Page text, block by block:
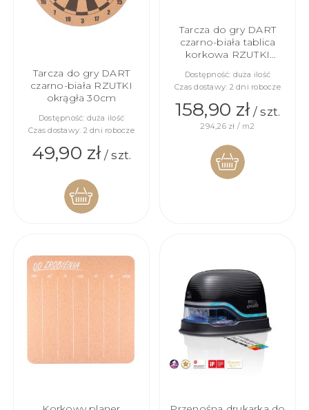
Tarcza do gry DART
czarno-biała RZUTKI
okrągła 30cm
Dostępność: duża ilość
Czas dostawy: 2 dni robocze
49,90 zł/ szt.
KOSZYKA
Tarcza do gry DART
czarno-biała tablica
korkowa RZUTKI
Dostępność: duża ilość
Czas dostawy: 2 dni robocze
158,90 zł/ szt.
294,26 zł / m2